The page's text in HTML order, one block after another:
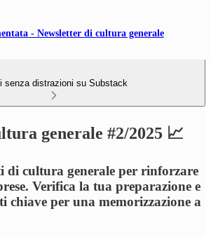
- Newsletter di cultura generale
senza distrazioni su Substack
generale #2/2025 📈
di cultura generale per rinforzare
Verifica la tua preparazione e
chiave per una memorizzazione a